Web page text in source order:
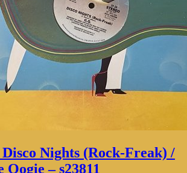
Nights (Rock-Freak) /
Oogie – s23811